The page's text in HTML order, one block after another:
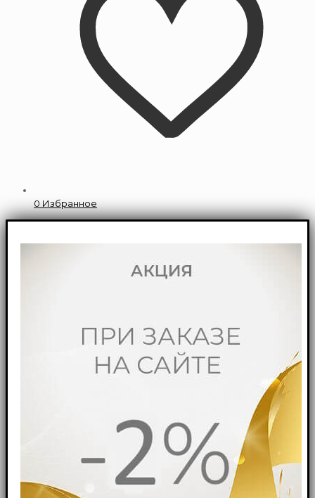
0 Избранное